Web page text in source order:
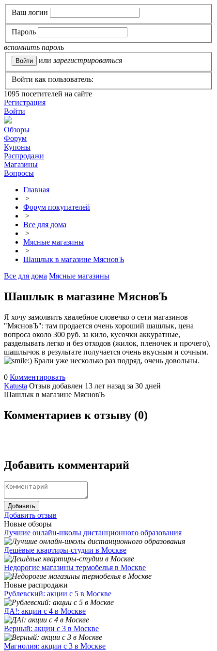
Ваш логин
Пароль
вспомнить пароль
или зарегистрироваться
Войти как пользователь:
1095 посетителей на сайте
Регистрация
Войти
Обзоры
Форум
Купоны
Распродажи
Магазины
Вопросы
Главная
>
Форум покупателей
>
Все для дома
>
Мясные магазины
>
Шашлык в магазине МясновЪ
Все для дома Мясные магазины
Шашлык в магазине МясновЪ
Я хочу замолвить хвалебное словечко о сети магазинов
"МясновЪ": там продается очень хороший шашлык, цена
вопроса около 300 руб. за кило, кусочки аккуратные,
разделывать легко и без отходов (жилок, пленочек и прочего),
шашлычок в результате получается очень вкусным и сочным.
Брали уже несколько раз подряд, очень довольны.
0 Комментировать
Katusta Отзыв добавлен 13 лет назад за 30 дней
Шашлык в магазине МясновЪ
Комментариев к отзыву (0)
Добавить комментарий
Добавить
Добавить отзыв
Новые обзоры
Лучшие онлайн-школы дистанционного образования
Дешёвые квартиры-студии в Москве
Недорогие магазины термобелья в Москве
Новые распродажи
Рублевский: акции с 5 в Москве
ДА!: акции с 4 в Москве
Верный: акции с 3 в Москве
Магнолия: акции с 3 в Москве